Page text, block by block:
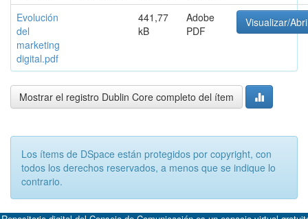
Evolución
del
marketing
digital.pdf
441,77
kB
Adobe
PDF
Visualizar/
Mostrar el registro Dublin Core completo del ítem
Los ítems de DSpace están protegidos por copyright, con
todos los derechos reservados, a menos que se indique lo
contrario.